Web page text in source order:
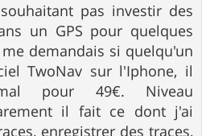
pas investir des
un GPS pour quelques
demandais si quelqu'un
TwoNav sur l'Iphone, il
pour 49€. Niveau
il fait ce dont j'ai
enregistrer des traces,